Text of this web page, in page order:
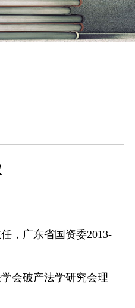
，广东省国资委2013-
会破产法学研究会理